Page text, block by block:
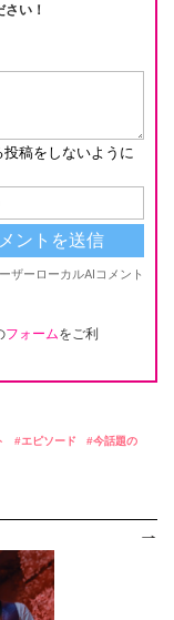
い！
フォームをご利
エピソード
今話題の